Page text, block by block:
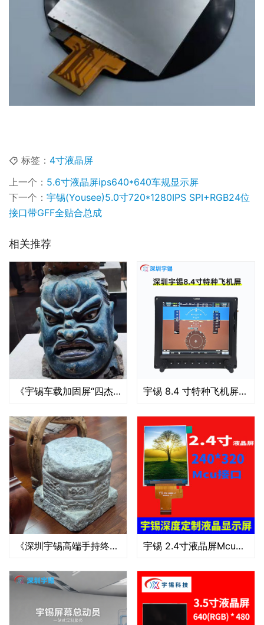
标签： 4寸液晶屏
上一个： 5.6寸液晶屏ips640*640车规显示屏
下一个： 宇锡(Yousee)5.0寸720*1280IPS SPI+RGB24位
接口带GFF全贴合总成
相关推荐
《宇锡车载加固屏“四杰”——11寸，15寸 ， 17寸 ，21寸 》 宇锡 8.4 寸特种飞机屏：特种飞行的 “可靠眼”
《深圳宇锡高端手持终端液晶屏模组——“昆仑”系列开始放量》 宇锡 2.4寸液晶屏Mcu接口8Bit屏幕240*320